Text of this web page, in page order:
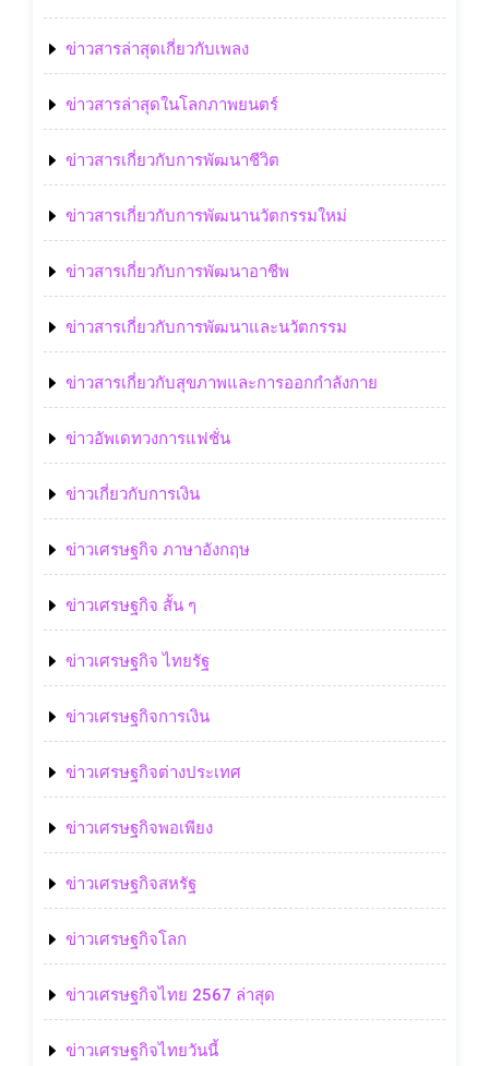
ข่าวสารล่าสุดเกี่ยวกับเพลง
ข่าวสารล่าสุดในโลกภาพยนตร์
ข่าวสารเกี่ยวกับการพัฒนาชีวิต
ข่าวสารเกี่ยวกับการพัฒนานวัตกรรมใหม่
ข่าวสารเกี่ยวกับการพัฒนาอาชีพ
ข่าวสารเกี่ยวกับการพัฒนาและนวัตกรรม
ข่าวสารเกี่ยวกับสุขภาพและการออกกำลังกาย
ข่าวอัพเดทวงการแฟชั่น
ข่าวเกี่ยวกับการเงิน
ข่าวเศรษฐกิจ ภาษาอังกฤษ
ข่าวเศรษฐกิจ สั้น ๆ
ข่าวเศรษฐกิจ ไทยรัฐ
ข่าวเศรษฐกิจการเงิน
ข่าวเศรษฐกิจต่างประเทศ
ข่าวเศรษฐกิจพอเพียง
ข่าวเศรษฐกิจสหรัฐ
ข่าวเศรษฐกิจโลก
ข่าวเศรษฐกิจไทย 2567 ล่าสุด
ข่าวเศรษฐกิจไทยวันนี้